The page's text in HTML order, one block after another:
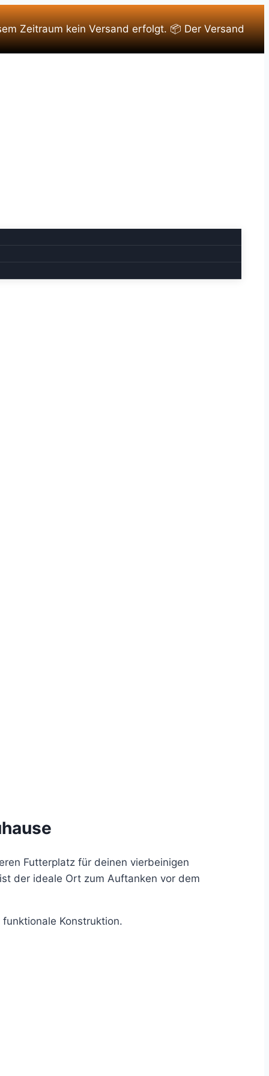
Zeitraum kein Versand erfolgt. 📦 Der Versand
Futterplatz für deinen vierbeinigen
der ideale Ort zum Auftanken vor dem
Konstruktion.